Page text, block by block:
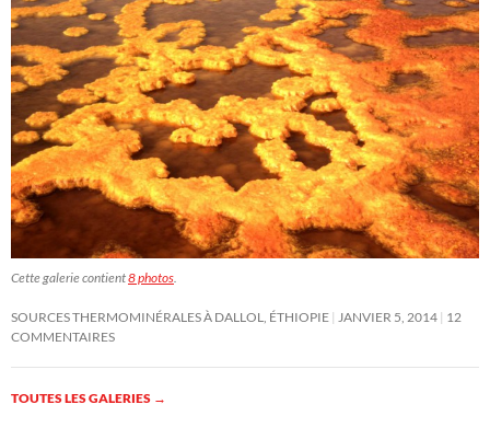
Cette galerie contient8 photos.
SOURCES THERMOMINÉRALES À DALLOL, ÉTHIOPIE JANVIER 5, 2014 12
COMMENTAIRES
TOUTES LES GALERIES →